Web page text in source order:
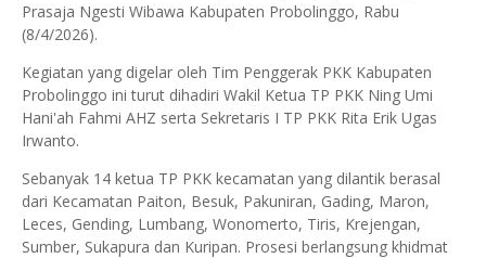
Prasaja Ngesti Wibawa Kabupaten Probolinggo, Rabu
(8/4/2026).
Kegiatan yang digelar oleh Tim Penggerak PKK Kabupaten
Probolinggo ini turut dihadiri Wakil Ketua TP PKK Ning Umi
Hani'ah Fahmi AHZ serta Sekretaris I TP PKK Rita Erik Ugas
Irwanto.
Sebanyak 14 ketua TP PKK kecamatan yang dilantik berasal
dari Kecamatan Paiton, Besuk, Pakuniran, Gading, Maron,
Leces, Gending, Lumbang, Wonomerto, Tiris, Krejengan,
Sumber, Sukapura dan Kuripan. Prosesi berlangsung khidmat